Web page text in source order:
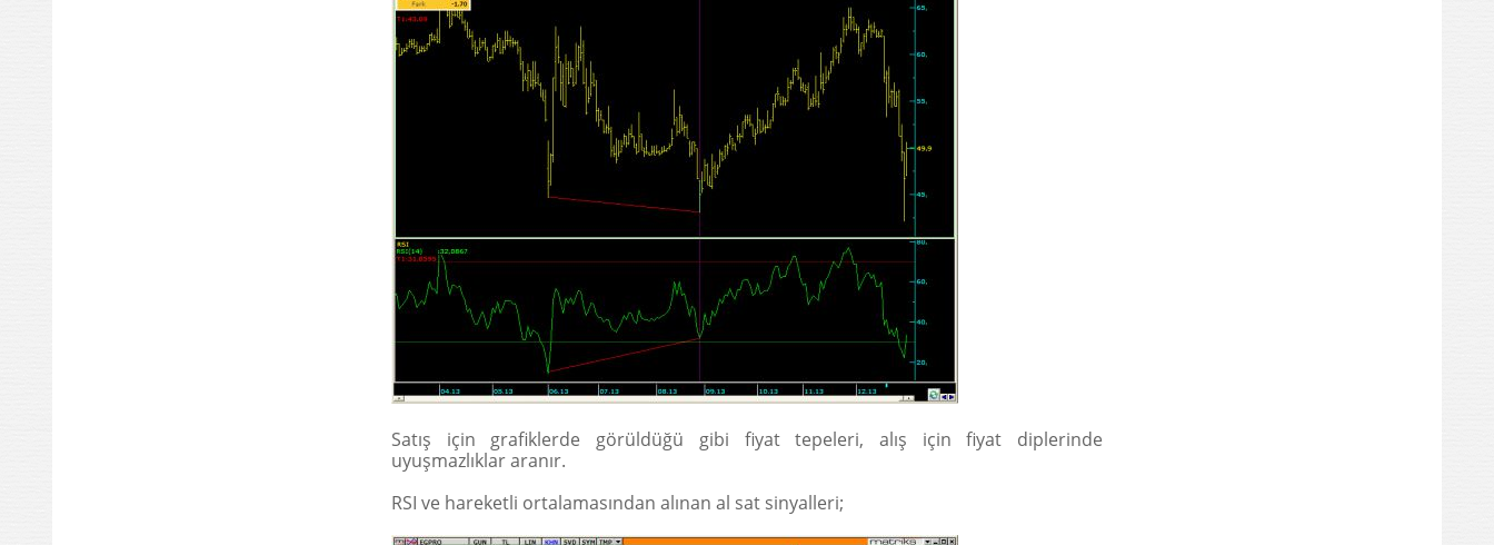
Satış için grafiklerde görüldüğü gibi fiyat tepeleri, alış için fiyat diplerinde
uyuşmazlıklar aranır.
RSI ve hareketli ortalamasından alınan al sat sinyalleri;